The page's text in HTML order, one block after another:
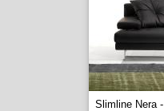
Slimline Nera -